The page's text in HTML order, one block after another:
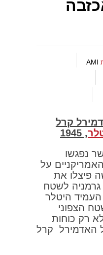
AMI
קרל
, 1945
נפגשו
על
פיצלו את
לשטח
העמיד היטלר
הצפוני
רק כוחות
האדמירל קרל